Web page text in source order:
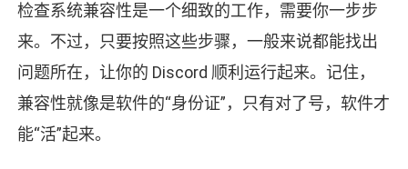
检查系统兼容性是一个细致的工作，需要你一步步
来。不过，只要按照这些步骤，一般来说都能找出
问题所在，让你的 Discord 顺利运行起来。记住，
兼容性就像是软件的“身份证”，只有对了号，软件才
能“活”起来。